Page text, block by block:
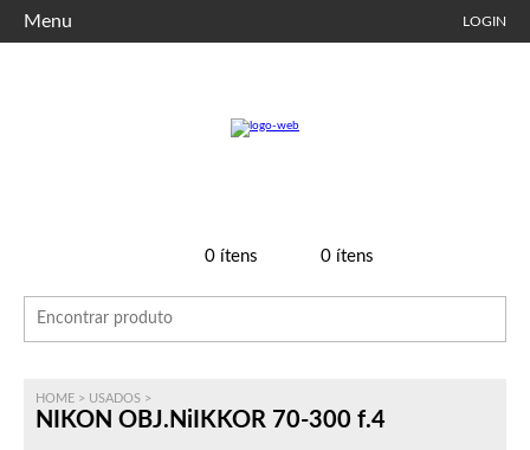
Menu LOGIN
0ítens 0ítens
HOME > USADOS >
NIKON OBJ.NiIKKOR 70-300 f.4